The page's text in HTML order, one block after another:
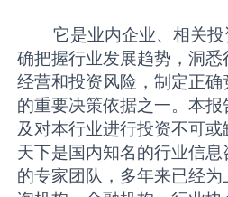
它是业内企业、相关投
确把握行业发展趋势，洞
经营和投资风险，制定正
的重要决策依据之一。本
及对本行业进行投资不可
天下是国内知名的行业信
的专家团队，多年来已经